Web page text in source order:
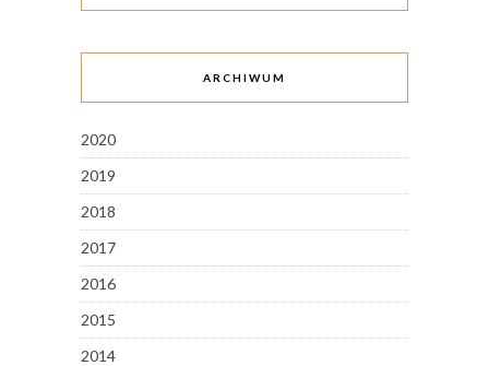
ARCHIWUM
2020
2019
2018
2017
2016
2015
2014